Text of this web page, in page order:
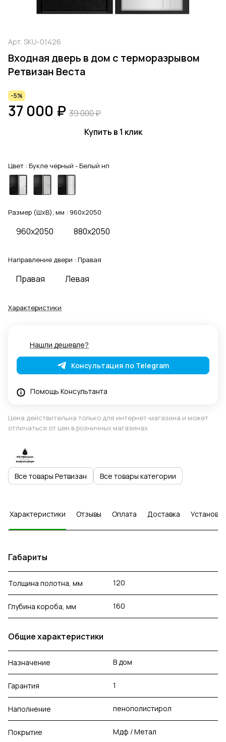
Арт. SKU-01426
Входная дверь в дом с терморазрывом
Ретвизан Веста
-5%
37 000 ₽ 39 000 ₽
Купить в 1 клик
Цвет : Букле черный - Белый нп
Размер (ШхВ), мм : 960x2050
960x2050 880x2050
Направление двери : Правая
Правая Левая
Характеристики
Нашли дешевле?
Консультация по Telegram
Помощь Консультанта
Цена действительна только для интернет-магазина и может
отличаться от цен в розничных магазинах
Все товары Ретвизан Все товары категории
Характеристики Отзывы Оплата Доставка Установка
Габариты
Толщина полотна, мм 120
Глубина короба, мм 160
Общие характеристики
Назначение В дом
Гарантия 1
Наполнение пенополистирол
Покрытие Мдф / Метал